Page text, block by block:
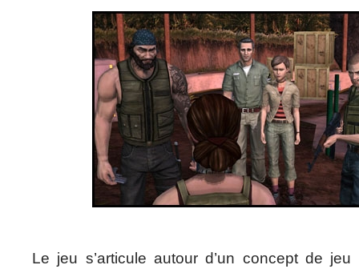
Le jeu s’articule autour d’un concept de jeu